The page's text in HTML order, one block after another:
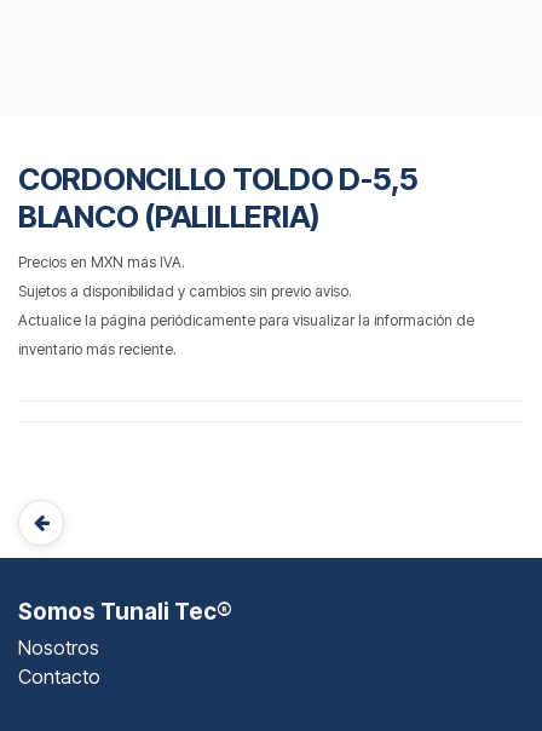
CORDONCILLO TOLDO D-5,5
BLANCO (PALILLERIA)
Precios en MXN más IVA.
Sujetos a disponibilidad y cambios sin previo aviso.
Actualice la página periódicamente para visualizar la información de
inventario más reciente.
Somos Tunali Tec®
Nosotros
Contacto